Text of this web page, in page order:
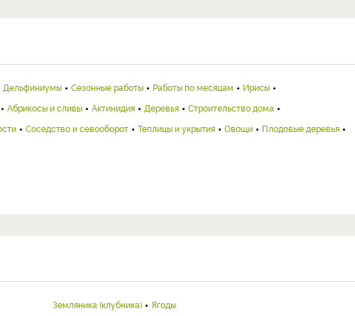
Дельфиниумы Сезонные работы Работы по месяцам
Ирисы
Абрикосы и сливы Актинидия Деревья
Строительство дома
Соседство и севооборот Теплицы и укрытия Овощи
Плодовые деревья
Земляника (клубника) Ягоды